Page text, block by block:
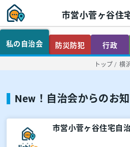
市営小菅ヶ谷住
私の自治会 防災防犯 行政
トップ / 横
New！自治会からのお
市営小菅ヶ谷住宅自